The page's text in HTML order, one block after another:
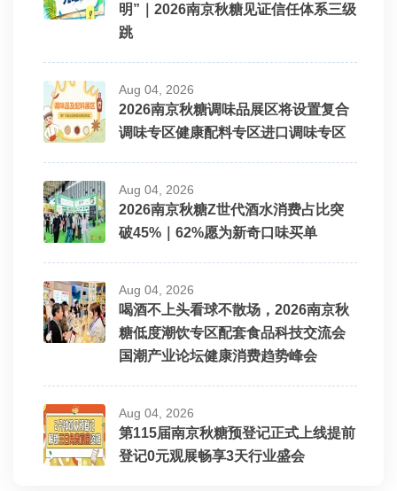
明”｜2026南京秋糖见证信任体系三级
跳
Aug 04, 2026
2026南京秋糖调味品展区将设置复合
调味专区健康配料专区进口调味专区
Aug 04, 2026
2026南京秋糖Z世代酒水消费占比突
破45%｜62%愿为新奇口味买单
Aug 04, 2026
喝酒不上头看球不散场，2026南京秋
糖低度潮饮专区配套食品科技交流会
国潮产业论坛健康消费趋势峰会
Aug 04, 2026
第115届南京秋糖预登记正式上线提前
登记0元观展畅享3天行业盛会